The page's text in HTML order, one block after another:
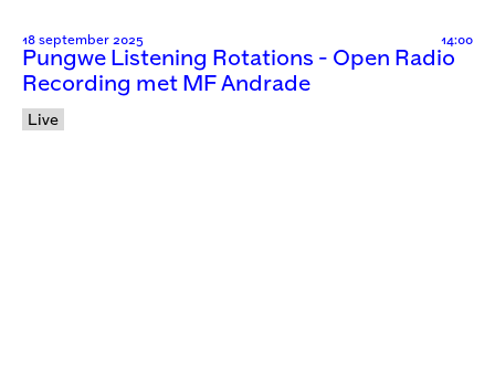
18 september 2025 14:00
Pungwe Listening Rotations - Open Radio
Recording met MF Andrade
Live